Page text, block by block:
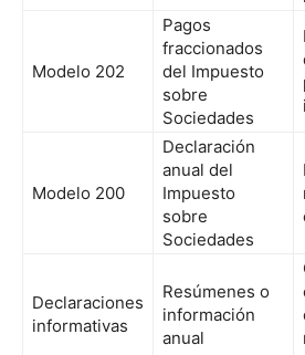
Modelo 202
Pagos
fraccionados
del Impuesto
sobre
Sociedades
Modelo 200
Declaración
anual del
Impuesto
sobre
Sociedades
Declaraciones
informativas
Resúmenes o
información
anual